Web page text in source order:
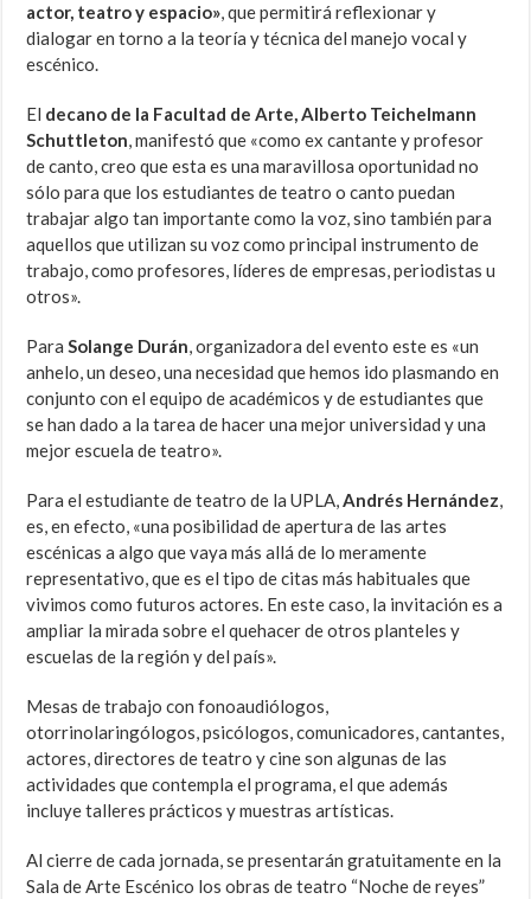
actor, teatro y espacio», que permitirá reflexionar y
dialogar en torno a la teoría y técnica del manejo vocal y
escénico.
El decano de la Facultad de Arte, Alberto Teichelmann
Schuttleton, manifestó que «como ex cantante y profesor
de canto, creo que esta es una maravillosa oportunidad no
sólo para que los estudiantes de teatro o canto puedan
trabajar algo tan importante como la voz, sino también para
aquellos que utilizan su voz como principal instrumento de
trabajo, como profesores, líderes de empresas, periodistas u
otros».
ParaSolange Durán, organizadora del evento este es «un
anhelo, un deseo, una necesidad que hemos ido plasmando en
conjunto con el equipo de académicos y de estudiantes que
se han dado a la tarea de hacer una mejor universidad y una
mejor escuela de teatro».
Para el estudiante de teatro de la UPLA,Andrés Hernández,
es, en efecto, «una posibilidad de apertura de las artes
escénicas a algo que vaya más allá de lo meramente
representativo, que es el tipo de citas más habituales que
vivimos como futuros actores. En este caso, la invitación es a
ampliar la mirada sobre el quehacer de otros planteles y
escuelas de la región y del país».
Mesas de trabajo con fonoaudiólogos,
otorrinolaringólogos, psicólogos, comunicadores, cantantes,
actores, directores de teatro y cine son algunas de las
actividades que contempla el programa, el que además
incluye talleres prácticos y muestras artísticas.
Al cierre de cada jornada, se presentarán gratuitamente en la
Sala de Arte Escénico los obras de teatro “Noche de reyes”